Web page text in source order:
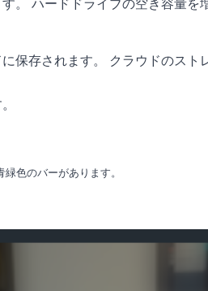
保存されます。 クラウドのスト
色のバーがあります。